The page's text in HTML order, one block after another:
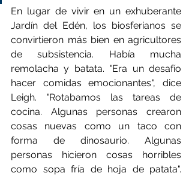
En lugar de vivir en un exhuberante
Jardín del Edén, los biosferianos se
convirtieron más bien en agricultores
de subsistencia. Había mucha
remolacha y batata. "Era un desafío
hacer comidas emocionantes", dice
Leigh. "Rotabamos las tareas de
cocina. Algunas personas crearon
cosas nuevas como un taco con
forma de dinosaurio. Algunas
personas hicieron cosas horribles
como sopa fría de hoja de patata".